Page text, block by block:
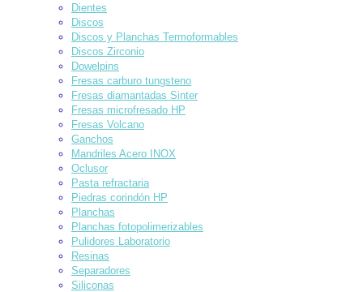
Dientes
Discos
Discos y Planchas Termoformables
Discos Zirconio
Dowelpins
Fresas carburo tungsteno
Fresas diamantadas Sinter
Fresas microfresado HP
Fresas Volcano
Ganchos
Mandriles Acero INOX
Oclusor
Pasta refractaria
Piedras corindón HP
Planchas
Planchas fotopolimerizables
Pulidores Laboratorio
Resinas
Separadores
Siliconas